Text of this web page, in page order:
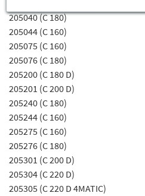
205040 (C 180)
205044 (C 160)
205075 (C 160)
205076 (C 180)
205200 (C 180 D)
205201 (C 200 D)
205240 (C 180)
205244 (C 160)
205275 (C 160)
205276 (C 180)
205301 (C 200 D)
205304 (C 220 D)
205305 (C 220 D 4MATIC)